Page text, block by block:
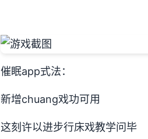
催眠app式法：
新增chuang戏功可用
这刻许以进步行床戏教学问毕